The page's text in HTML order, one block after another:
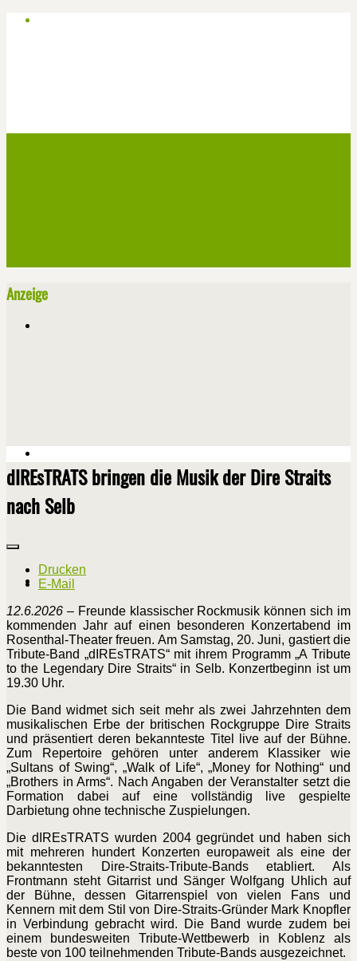
Anzeige
dIREsTRATS bringen die Musik der Dire Straits
nach Selb
Drucken
E-Mail
12.6.2026 – Freunde klassischer Rockmusik können sich im
kommenden Jahr auf einen besonderen Konzertabend im
Rosenthal-Theater freuen. Am Samstag, 20. Juni, gastiert die
Tribute-Band „dIREsTRATS“ mit ihrem Programm „A Tribute
to the Legendary Dire Straits“ in Selb. Konzertbeginn ist um
19.30 Uhr.
Die Band widmet sich seit mehr als zwei Jahrzehnten dem
musikalischen Erbe der britischen Rockgruppe Dire Straits
und präsentiert deren bekannteste Titel live auf der Bühne.
Zum Repertoire gehören unter anderem Klassiker wie
„Sultans of Swing“, „Walk of Life“, „Money for Nothing“ und
„Brothers in Arms“. Nach Angaben der Veranstalter setzt die
Formation dabei auf eine vollständig live gespielte
Darbietung ohne technische Zuspielungen.
Die dIREsTRATS wurden 2004 gegründet und haben sich
mit mehreren hundert Konzerten europaweit als eine der
bekanntesten Dire-Straits-Tribute-Bands etabliert. Als
Frontmann steht Gitarrist und Sänger Wolfgang Uhlich auf
der Bühne, dessen Gitarrenspiel von vielen Fans und
Kennern mit dem Stil von Dire-Straits-Gründer Mark Knopfler
in Verbindung gebracht wird. Die Band wurde zudem bei
einem bundesweiten Tribute-Wettbewerb in Koblenz als
beste von 100 teilnehmenden Tribute-Bands ausgezeichnet.